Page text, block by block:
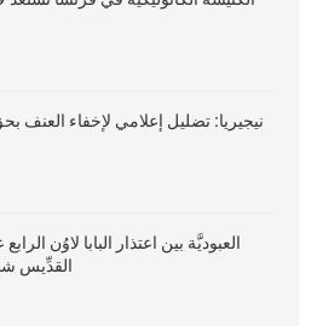
نيجيريا: تضليل إعلامي لإخفاء العنف
العبوديَّة بين اعتذار البابا لاوُن
القدِّيس